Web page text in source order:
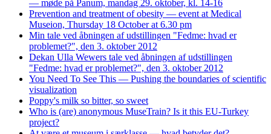
— møde på Panum, mandag 29. oktober, kl. 14-16
Prevention and treatment of obesity — event at Medical
Museion, Thursday 18 October at 6.30 pm
Min tale ved åbningen af udstillingen "Fedme: hvad er
problemet?", den 3. oktober 2012
Dekan Ulla Wewers tale ved åbningen af udstillingen
"Fedme: hvad er problemet?", den 3. oktober 2012
You Need To See This — Pushing the boundaries of scientific
visualization
Poppy's milk so bitter, so sweet
Who is (are) anonymous MuseTrain? Is it this EU-Turkey
project?